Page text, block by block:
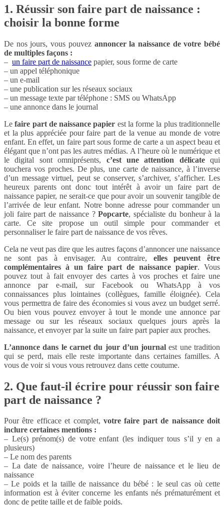
1. Réussir son faire part de naissance :
choisir la bonne forme
De nos jours, vous pouvez annoncer la naissance de votre bébé
de multiples façons :
– un faire part de naissance papier, sous forme de carte
– un appel téléphonique
– un e-mail
– une publication sur les réseaux sociaux
– un message texte par téléphone : SMS ou WhatsApp
– une annonce dans le journal
Lefaire part de naissance papier est la forme la plus traditionnelle
et la plus appréciée pour faire part de la venue au monde de votre
enfant. En effet, un faire part sous forme de carte a un aspect beau et
élégant que n’ont pas les autres médias. A l’heure où le numérique et
le digital sont omniprésents, c’est une attention délicatequi
touchera vos proches. De plus, une carte de naissance, à l’inverse
d’un message virtuel, peut se conserver, s’archiver, s’afficher. Les
heureux parents ont donc tout intérêt à avoir un faire part de
naissance papier, ne serait-ce que pour avoir un souvenir tangible de
l’arrivée de leur enfant. Notre bonne adresse pour commander un
joli faire part de naissance ?Popcarte, spécialiste du bonheur à la
carte. Ce site propose un outil simple pour commander et
personnaliser le faire part de naissance de vos rêves.
Cela ne veut pas dire que les autres façons d’annoncer une naissance
ne sont pas à envisager. Au contraire, elles peuvent être
complémentaires à un faire part de naissance papier. Vous
pouvez tout à fait envoyer des cartes à vos proches et faire une
annonce par e-mail, sur Facebook ou WhatsApp à vos
connaissances plus lointaines (collègues, famille éloignée). Cela
vous permettra de faire des économies si vous avez un budget serré.
Ou bien vous pouvez envoyer à tout le monde une annonce par
message ou sur les réseaux sociaux quelques jours après la
naissance, et envoyer par la suite un faire part papier aux proches.
L’annonce dans le carnet du jour d’un journal est une tradition
qui se perd, mais elle reste importante dans certaines familles. A
vous de voir si vous vous retrouvez dans cette coutume.
2. Que faut-il écrire pour réussir son faire
part de naissance ?
Pour être efficace et complet, votre faire part de naissance doit
inclure certaines mentions :
– Le(s) prénom(s) de votre enfant (les indiquer tous s’il y en a
plusieurs)
– Le nom des parents
– La date de naissance, voire l’heure de naissance et le lieu de
naissance
– Le poids et la taille de naissance du bébé : le seul cas où cette
information est à éviter concerne les enfants nés prématurément et
donc de petite taille et de faible poids.